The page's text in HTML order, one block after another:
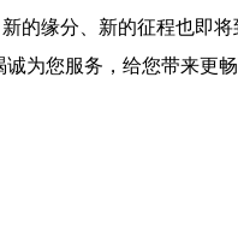
缘分、新的征程也即将
为您服务，给您带来更畅